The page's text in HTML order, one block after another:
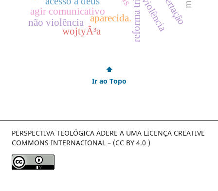
agir comunicativo
aparecida. violência
não violência
wojtyÂ³a
⬆
Ir ao Topo
PERSPECTIVA TEOLÓGICA ADERE A UMA LICENÇA CREATIVE
COMMONS INTERNACIONAL – (CC BY 4.0 )